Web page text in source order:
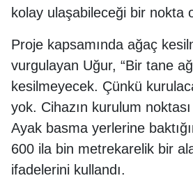
kolay ulaşabileceği bir nokta
Proje kapsamında ağaç
vurgulayan Uğur, “Bir tane
kesilmeyecek. Çünkü
yok. Cihazın kurulum
Ayak basma yerlerine
600 ila bin metrekarelik bir
ifadelerini kullandı.